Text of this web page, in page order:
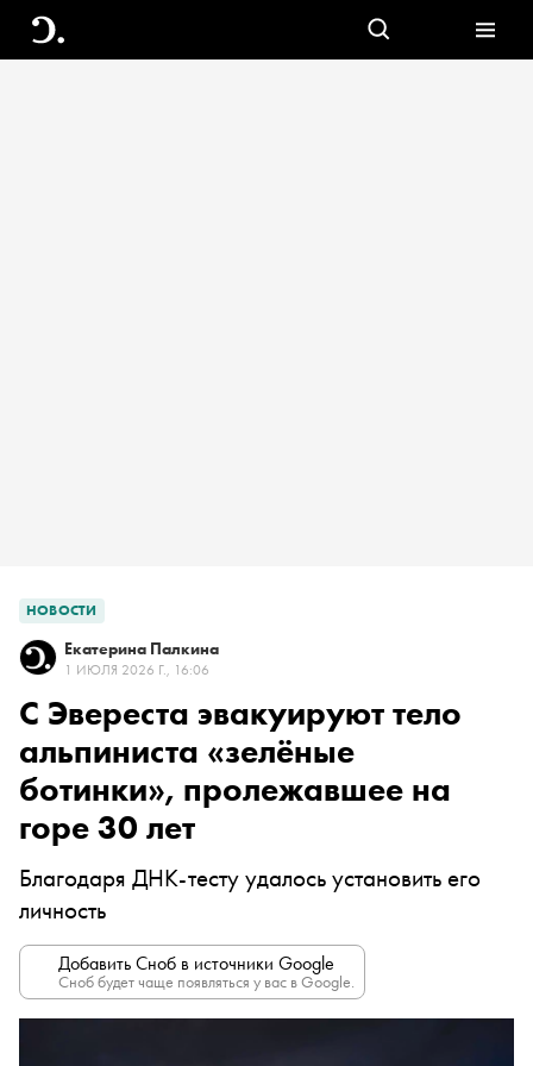
НОВОСТИ
Екатерина Палкина
1 ИЮЛЯ 2026 Г., 16:06
С Эвереста эвакуируют тело
альпиниста «зелёные
ботинки», пролежавшее на
горе 30 лет
Благодаря ДНК-тесту удалось установить его
личность
Добавить Сноб в источники Google
Сноб будет чаще появляться у вас в Google.